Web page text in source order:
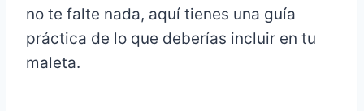
no te falte nada, aquí tienes una guía
práctica de lo que deberías incluir en tu
maleta.